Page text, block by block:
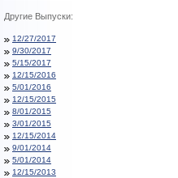
Другие Выпуски:
12/27/2017
9/30/2017
5/15/2017
12/15/2016
5/01/2016
12/15/2015
8/01/2015
3/01/2015
12/15/2014
9/01/2014
5/01/2014
12/15/2013